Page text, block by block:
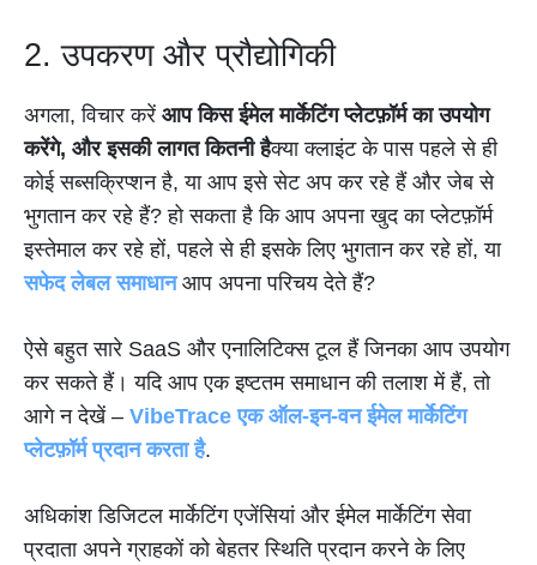
2. उपकरण और प्रौद्योगिकी
अगला, विचार करें आप किस ईमेल मार्केटिंग प्लेटफ़ॉर्म का उपयोग
करेंगे, और इसकी लागत कितनी हैक्या क्लाइंट के पास पहले से ही
कोई सब्सक्रिप्शन है, या आप इसे सेट अप कर रहे हैं और जेब से
भुगतान कर रहे हैं? हो सकता है कि आप अपना खुद का प्लेटफ़ॉर्म
इस्तेमाल कर रहे हों, पहले से ही इसके लिए भुगतान कर रहे हों, या
सफेद लेबल समाधानआप अपना परिचय देते हैं?
ऐसे बहुत सारे SaaS और एनालिटिक्स टूल हैं जिनका आप उपयोग
कर सकते हैं। यदि आप एक इष्टतम समाधान की तलाश में हैं, तो
आगे न देखें – VibeTrace एक ऑल-इन-वन ईमेल मार्केटिंग
प्लेटफ़ॉर्म प्रदान करता है.
अधिकांश डिजिटल मार्केटिंग एजेंसियां और ईमेल मार्केटिंग सेवा
प्रदाता अपने ग्राहकों को बेहतर स्थिति प्रदान करने के लिए